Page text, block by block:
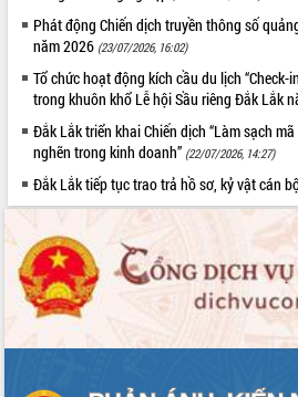
Phát động Chiến dịch truyền thông số
năm 2026 (23/07/2026, 16:02)
Tổ chức hoạt động kích cầu du lịch “Check-
trong khuôn khổ Lễ hội Sầu riêng Đắk Lắk
Đắk Lắk triển khai Chiến dịch “Làm sạch
nghẽn trong kinh doanh” (22/07/2026, 14:27)
Đắk Lắk tiếp tục trao trả hồ sơ, kỷ vật cán